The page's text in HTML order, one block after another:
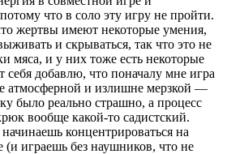
что в соло эту игру не пройти.
жертвы имеют некоторые умения,
и скрываться, так что это не
мяса, и у них тоже есть некоторые
добавлю, что поначалу мне игра
атмосферной и излишне мерзкой —
было реально страшно, а процесс
вообще какой-то садистский.
концентрироваться на
(и играешь без наушников, что не